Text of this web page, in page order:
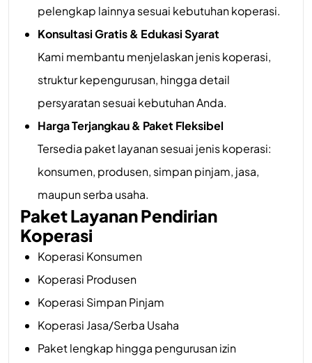
pelengkap lainnya sesuai kebutuhan koperasi.
Konsultasi Gratis & Edukasi Syarat
Kami membantu menjelaskan jenis koperasi,
struktur kepengurusan, hingga detail
persyaratan sesuai kebutuhan Anda.
Harga Terjangkau & Paket Fleksibel
Tersedia paket layanan sesuai jenis koperasi:
konsumen, produsen, simpan pinjam, jasa,
maupun serba usaha.
Paket Layanan Pendirian
Koperasi
Koperasi Konsumen
Koperasi Produsen
Koperasi Simpan Pinjam
Koperasi Jasa/Serba Usaha
Paket lengkap hingga pengurusan izin